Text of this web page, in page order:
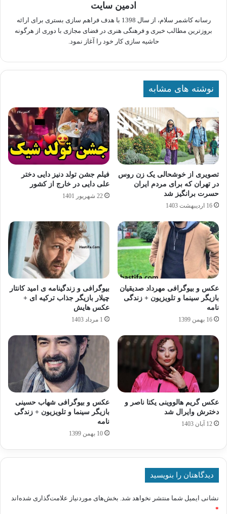
ادمین سایت
رسانه کاشمر سلام، از سال 1398 با هدف فراهم سازی بستری برای ارائه
بروزترین مطالب خبری و فرهنگی هنری در فضای مجازی با دوری از هرگونه
حاشیه سازی کار خود را آغاز نمود.
نوشته های مشابه
تصویری از خوشحالی یک زن روس
در تهران که برای مردم ایران
حسرت برانگیز شد
16 اردیبهشت 1403
فیلم جشن تولد دنیز دایی دختر
علی دایی در خارج از کشور
22 شهریور 1401
عکس و بیوگرافی مهرداد صدیقیان
بازیگر سینما و تلویزیون + زندگی
نامه
16 بهمن 1399
بیوگرافی و زندگینامه ی امید کانتار
چیلار بازیگر جذاب ترکیه ای +
عکس هایش
1 مرداد 1403
عکس گریم هالووینی یکتا ناصر و
دخترش وایرال شد
12 آبان 1403
عکس و بیوگرافی شهاب حسینی
بازیگر سینما و تلویزیون + زندگی
نامه
10 بهمن 1399
دیدگاهتان را بنویسید
نشانی ایمیل شما منتشر نخواهد شد. بخش‌های موردنیاز علامت‌گذاری شده‌اند
*